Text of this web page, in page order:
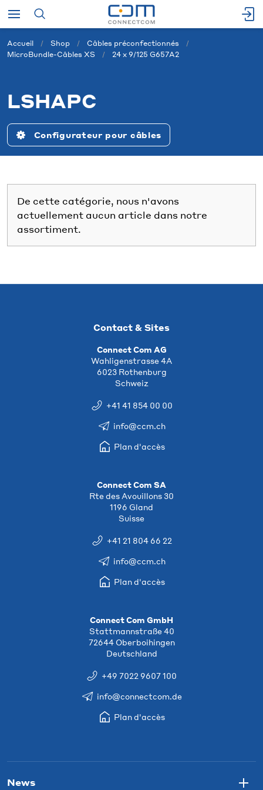
Accueil Shop
Câbles préconfectionnés
MicroBundle-Câbles XS
24 x 9/125 G657A2
LSHAPC
Configurateur pour câbles
De cette catégorie, nous n'avons
actuellement aucun article dans notre
assortiment.
Contact & Sites
Connect Com AG
Wahligenstrasse 4A
6023 Rothenburg
Schweiz
+41 41 854 00 00
info@ccm.ch
Plan d'accès
Connect Com SA
Rte des Avouillons 30
1196 Gland
Suisse
+41 21 804 66 22
info@ccm.ch
Plan d'accès
Connect Com GmbH
Stattmannstraße 40
72644 Oberboihingen
Deutschland
+49 7022 9607 100
info@connectcom.de
Plan d'accès
News